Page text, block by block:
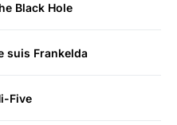
Black Hole
suis Frankelda
Five